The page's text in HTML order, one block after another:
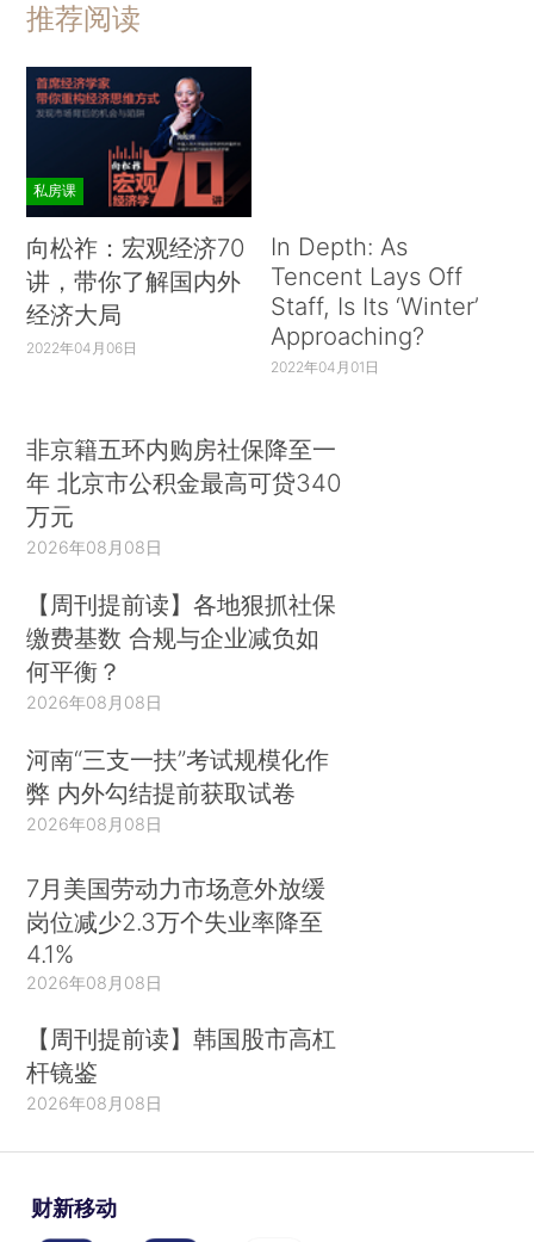
推荐阅读
私房课
向松祚：宏观经济70
讲，带你了解国内外
经济大局
2022年04月06日
In Depth: As
Tencent Lays Off
Staff, Is Its ‘Winter’
Approaching?
2022年04月01日
非京籍五环内购房社保降至一
年 北京市公积金最高可贷340
万元
2026年08月08日
【周刊提前读】各地狠抓社保
缴费基数 合规与企业减负如
何平衡？
2026年08月08日
河南“三支一扶”考试规模化作
弊 内外勾结提前获取试卷
2026年08月08日
7月美国劳动力市场意外放缓
岗位减少2.3万个失业率降至
4.1%
2026年08月08日
【周刊提前读】韩国股市高杠
杆镜鉴
2026年08月08日
财新移动